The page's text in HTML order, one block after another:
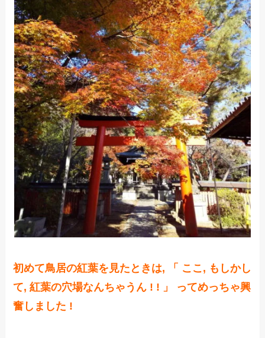
初めて鳥居の紅葉を見たときは, 「 ここ, もしかし
て, 紅葉の穴場なんちゃうん ! ! 」 ってめっちゃ興
奮しました !